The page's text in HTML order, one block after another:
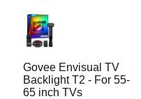
Govee Envisual TV
Backlight T2 - For 55-
65 inch TVs